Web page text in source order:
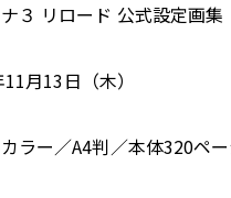
３ リロード 公式設定画集
月13日（木）
ラー／A4判／本体320ペ